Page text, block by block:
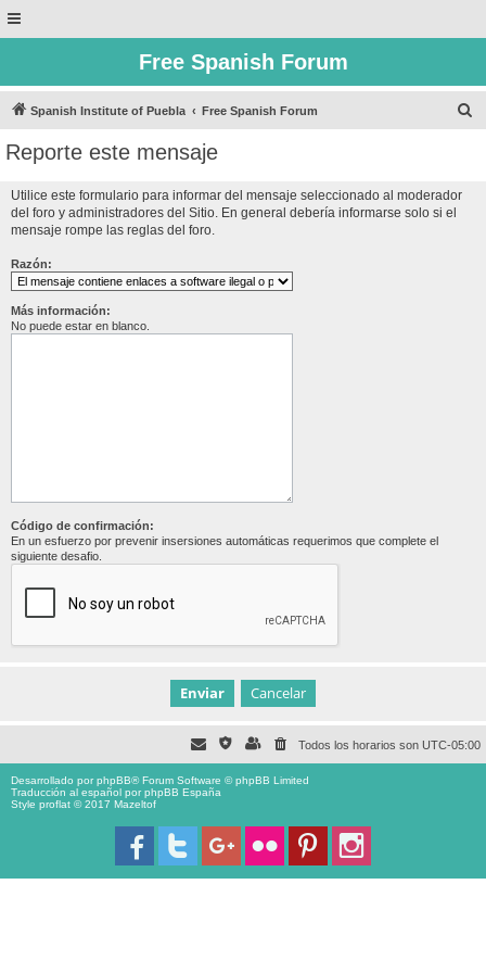
Free Spanish Forum
Spanish Institute of Puebla Free Spanish Forum
Reporte este mensaje
Utilice este formulario para informar del mensaje seleccionado al moderador
del foro y administradores del Sitio. En general debería informarse solo si el
mensaje rompe las reglas del foro.
Razón:
Más información:
No puede estar en blanco.
Código de confirmación:
En un esfuerzo por prevenir insersiones automáticas requerimos que complete el
siguiente desafio.
Todos los horarios son UTC-05:00
Desarrollado porphpBB® Forum Software © phpBB Limited
Traducción al español porphpBB España
Style proflat © 2017 Mazeltof